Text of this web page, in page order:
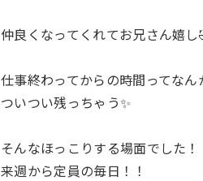
仲良くなってくれてお兄さん嬉し
仕事終わってからの時間ってなん
ついつい残っちゃう✨
そんなほっこりする場面でした！
来週から定員の毎日！！